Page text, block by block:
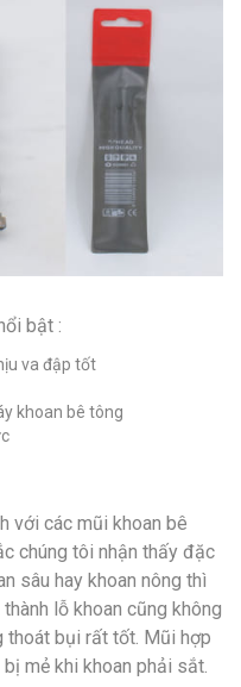
bật :
va đập tốt
khoan bê tông
với các mũi khoan bê
chúng tôi nhận thấy đặc
sâu hay khoan nông thì
lỗ khoan cũng không
thoát bụi rất tốt. Mũi hợp
mẻ khi khoan phải sắt.